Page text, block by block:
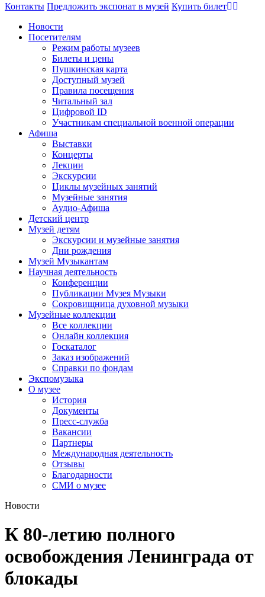
Контакты Предложить экспонат в музей Купить билет
Новости
Посетителям
Режим работы музеев
Билеты и цены
Пушкинская карта
Доступный музей
Правила посещения
Читальный зал
Цифровой ID
Участникам специальной военной операции
Афиша
Выставки
Концерты
Лекции
Экскурсии
Циклы музейных занятий
Музейные занятия
Аудио-Афиша
Детский центр
Музей детям
Экскурсии и музейные занятия
Дни рождения
Музей Музыкантам
Научная деятельность
Конференции
Публикации Музея Музыки
Сокровищница духовной музыки
Музейные коллекции
Все коллекции
Онлайн коллекция
Госкаталог
Заказ изображений
Справки по фондам
Экспомузыка
О музее
История
Документы
Пресс-служба
Вакансии
Партнеры
Международная деятельность
Отзывы
Благодарности
СМИ о музее
Новости
К 80-летию полного
освобождения Ленинграда от
блокады